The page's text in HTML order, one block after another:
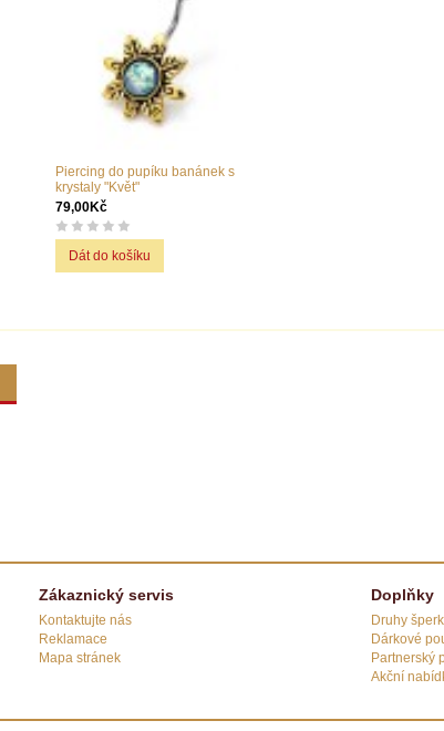
Piercing do pupíku banánek s
krystaly "Květ"
79,00Kč
Dát do košíku
Zákaznický servis
Kontaktujte nás
Reklamace
Mapa stránek
Doplňky
Druhy
Dárkové
Partnerský
Akční